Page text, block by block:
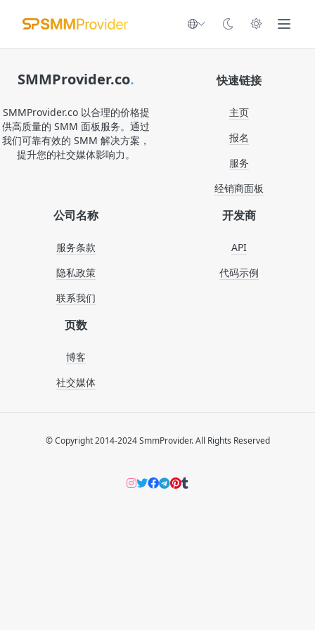
SMMProvider.co.
SMMProvider.co 以合理的价格提
供高质量的 SMM 面板服务。通过
我们可靠有效的 SMM 解决方案，
提升您的社交媒体影响力。
快速链接
主页
报名
服务
经销商面板
公司名称
服务条款
隐私政策
联系我们
开发商
API
代码示例
页数
博客
社交媒体
© Copyright 2014-2024 SmmProvider. All Rights Reserved
Instagram
Twitter
Facebook
Telegram
Pinterers
Tumblr